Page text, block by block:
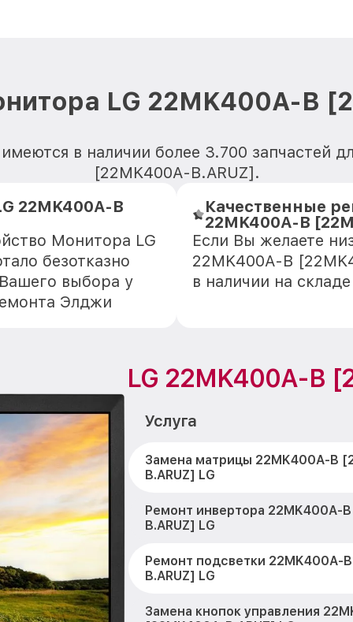
LG 22MK400A-B
в наличии более 3.700 запчастей
[22MK400A-B.ARUZ].
22MK400A-B
Монитора LG
безотказно
выбора у
Элджи
Качественные
22MK400A-B
Если Вы желаете
22MK400A-B
в наличии на
LG 22MK400A-B
Услуга
Замена матрицы 22MK400A-B
B.ARUZ] LG
Ремонт инвертора 22MK400A-
B.ARUZ] LG
Ремонт подсветки 22MK400A-
B.ARUZ] LG
Замена кнопок управления